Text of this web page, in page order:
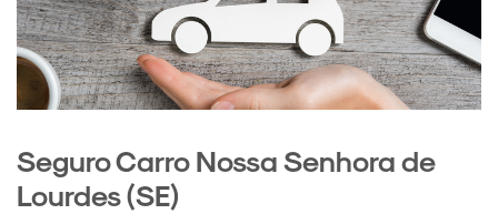
Seguro Carro Nossa Senhora de
Lourdes (SE)